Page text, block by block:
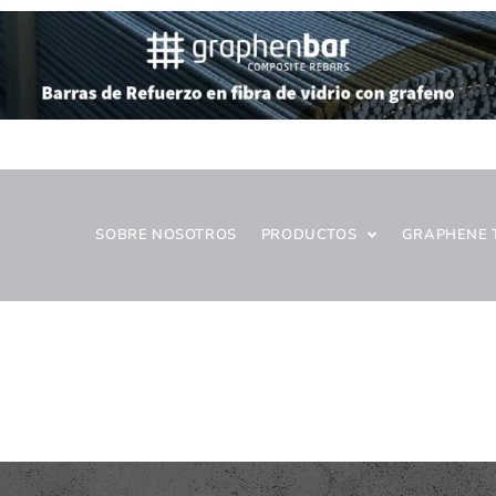
SOBRE NOSOTROS PRODUCTOS GRAPHENE